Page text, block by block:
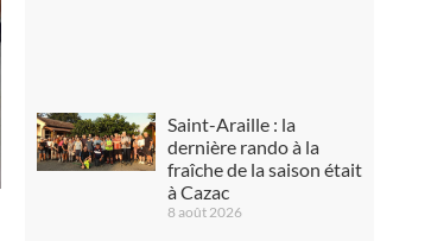
Saint-Araille : la
dernière rando à la
fraîche de la saison était
à Cazac
8 août 2026